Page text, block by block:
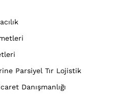
Parsiyel Tır Lojistik
Danışmanlığı